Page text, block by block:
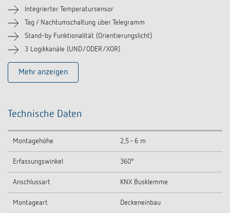
Integrierter Temperatursensor
Tag / Nachtumschaltung über Telegramm
Stand-by Funktionalität (Orientierungslicht)
3 Logikkanäle (UND/ODER/XOR)
Mehr anzeigen
Technische Daten
Montagehöhe 2,5 - 6 m
Erfassungswinkel 360°
Anschlussart KNX Busklemme
Montageart Deckeneinbau